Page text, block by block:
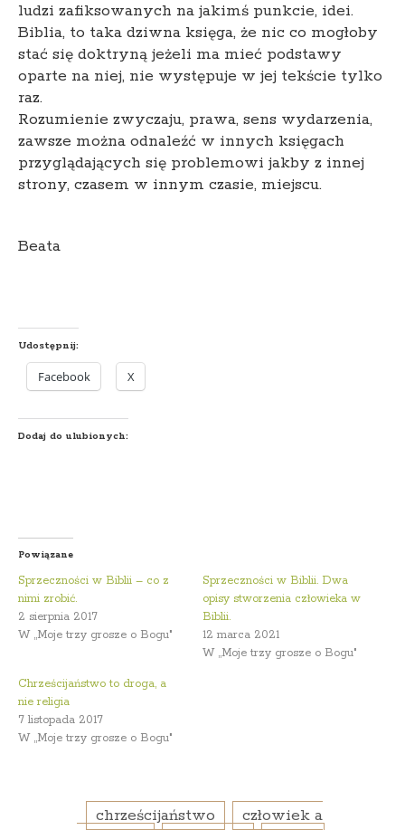
ludzi zafiksowanych na jakimś punkcie, idei.
Biblia, to taka dziwna księga, że nic co mogłoby
stać się doktryną jeżeli ma mieć podstawy
oparte na niej, nie występuje w jej tekście tylko
raz.
Rozumienie zwyczaju, prawa, sens wydarzenia,
zawsze można odnaleźć w innych księgach
przyglądających się problemowi jakby z innej
strony, czasem w innym czasie, miejscu.
Beata
Udostępnij:
Facebook X
Dodaj do ulubionych:
Powiązane
Sprzeczności w Biblii – co z
nimi zrobić.
2 sierpnia 2017
W „Moje trzy grosze o Bogu"
Sprzeczności w Biblii. Dwa
opisy stworzenia człowieka w
Biblii.
12 marca 2021
W „Moje trzy grosze o Bogu"
Chrześcijaństwo to droga, a
nie religia
7 listopada 2017
W „Moje trzy grosze o Bogu"
chrześcijaństwo
człowiek a